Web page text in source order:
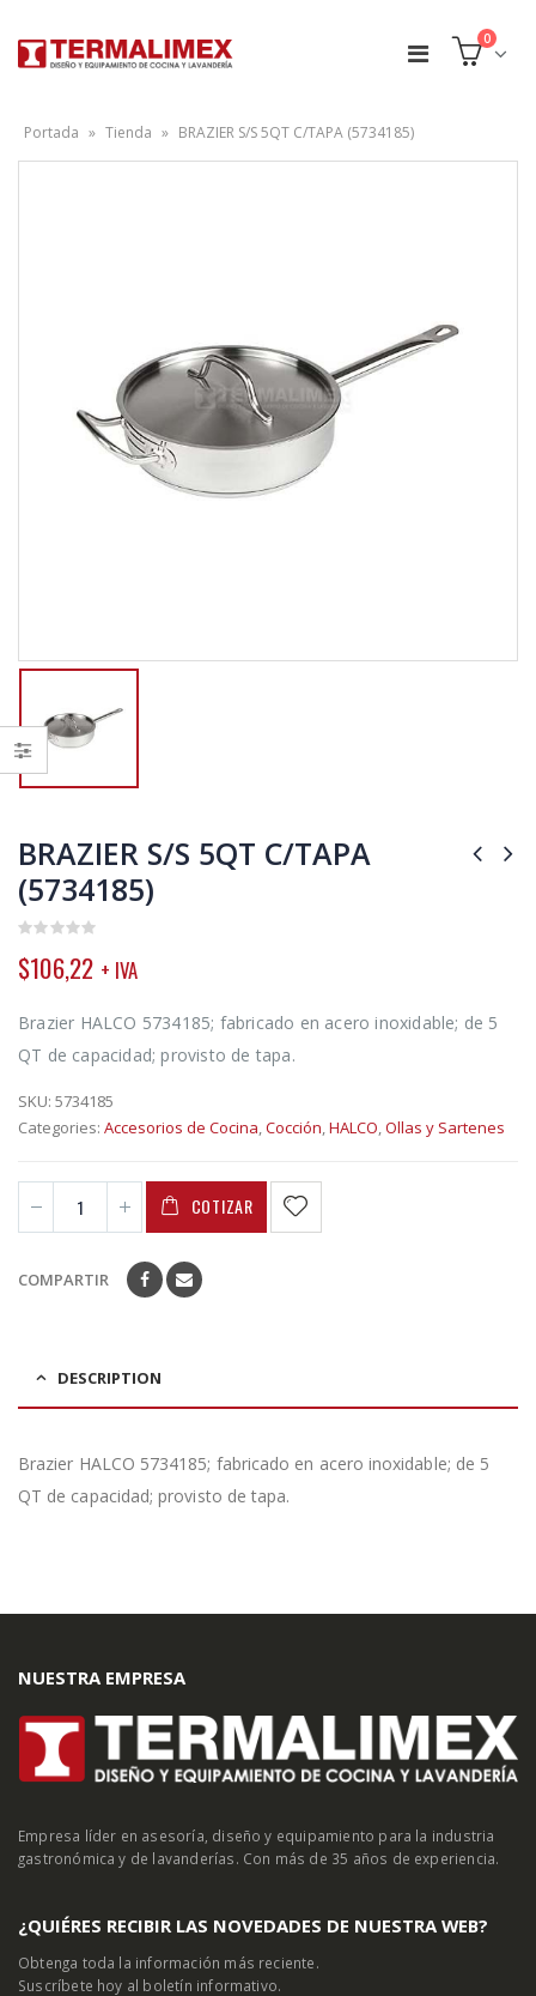
0
Portada » Tienda » BRAZIER S/S 5QT C/TAPA (5734185)
BRAZIER S/S 5QT C/TAPA
(5734185)
out
of
$106,22 + IVA
Brazier HALCO 5734185; fabricado en acero inoxidable; de 5
QT de capacidad; provisto de tapa.
SKU: 5734185
Categories: Accesorios de Cocina,Cocción,HALCO,Ollas y Sartenes
COTIZAR
COMPARTIR
DESCRIPTION
Brazier HALCO 5734185; fabricado en acero inoxidable; de 5
QT de capacidad; provisto de tapa.
NUESTRA EMPRESA
Empresa líder en asesoría, diseño y equipamiento para la industria
gastronómica y de lavanderías. Con más de 35 años de experiencia.
¿QUIÉRES RECIBIR LAS NOVEDADES DE NUESTRA WEB?
Obtenga toda la información más reciente.
Suscríbete hoy al boletín informativo.